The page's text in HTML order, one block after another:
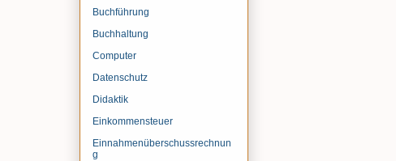
Buchführung
Buchhaltung
Computer
Datenschutz
Didaktik
Einkommensteuer
Einnahmenüberschussrechnun
g